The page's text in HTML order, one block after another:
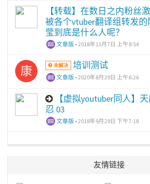
【转载】在数日之内粉丝激
被各个vtuber翻译组转发的
莹到底是什么人呢？
文章版 •2018年11月7日 上午8:54
康 未解决 培训测试
文章版 •2020年8月29日 上午6:26
【虚拟youtuber同人】
忍 03
文章版 •2018年9月29日 下午7:18
友情链接